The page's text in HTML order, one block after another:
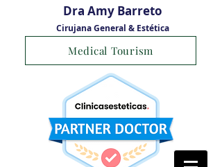
Dra Amy Barreto
Cirujana General & Estética
Medical Tourism